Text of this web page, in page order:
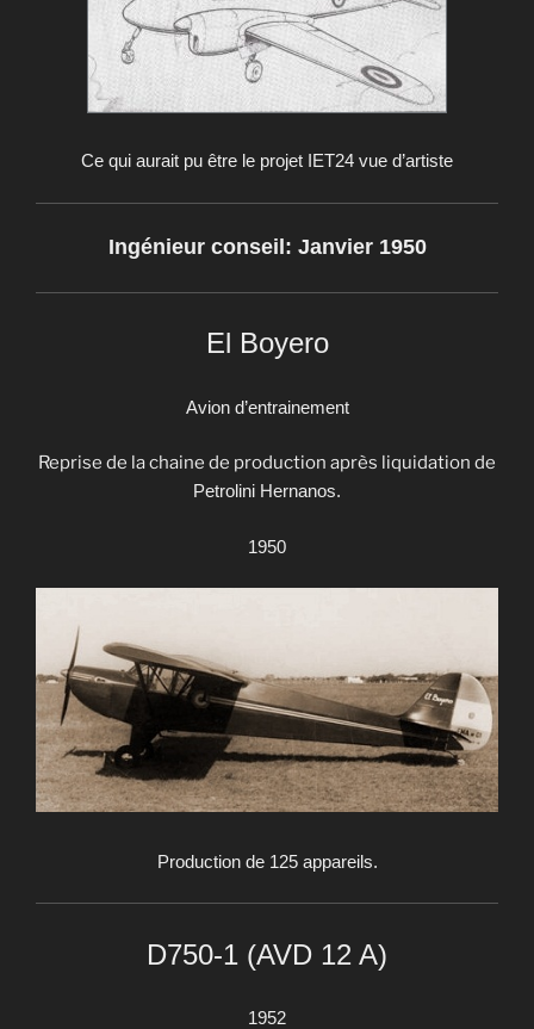
Ce qui aurait pu être le projet IET24 vue d’artiste
Ingénieur conseil: Janvier 1950
El Boyero
Avion d’entrainement
Reprise de la chaine de production après liquidation de
Petrolini Hernanos.
1950
Production de 125 appareils.
D750-1 (AVD 12 A)
1952